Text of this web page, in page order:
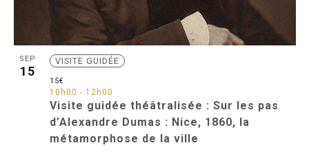
SEP
15
Visite guidée théâtralisée : Sur les pas
d’Alexandre Dumas : Nice, 1860, la
métamorphose de la ville
VISITE GUIDÉE
10h00 - 12h00
15€